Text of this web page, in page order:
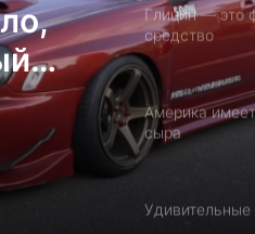
Глицин — это
средство
Америка
сыра